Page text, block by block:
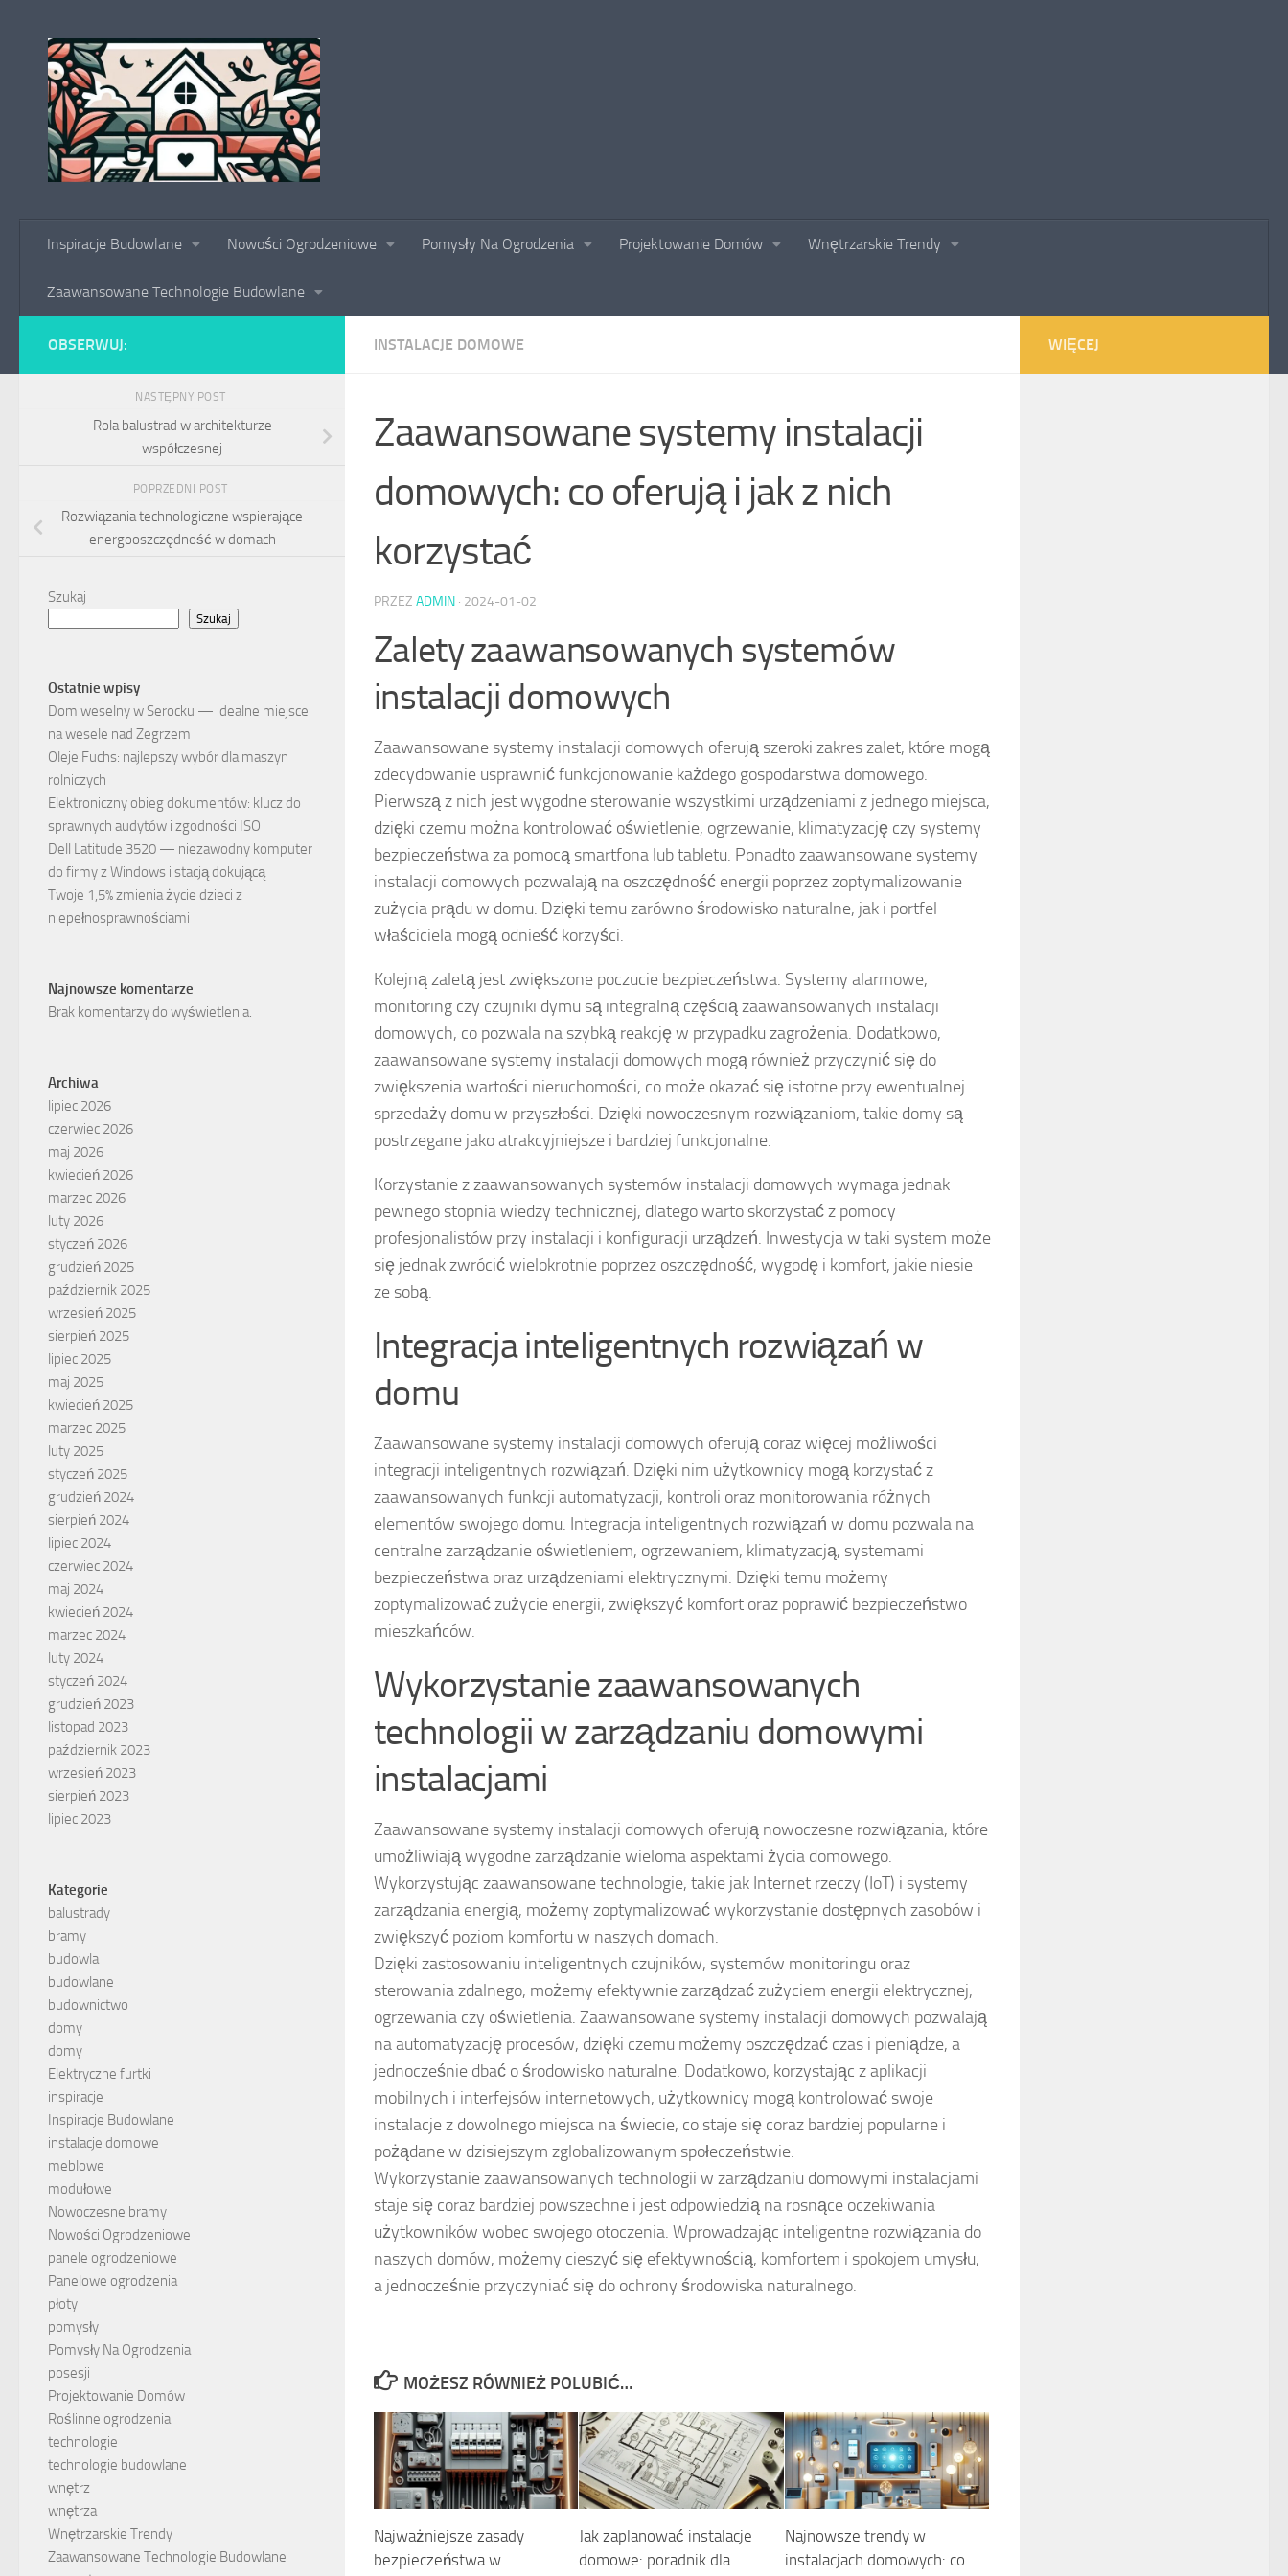
Inspiracje Budowlane Nowości Ogrodzeniowe Pomysły Na Ogrodzenia Projektowanie Domów Wnętrzarskie Trendy
Zaawansowane Technologie Budowlane
INSTALACJE DOMOWE
Zaawansowane systemy instalacji
domowych: co oferują i jak z nich
korzystać
PRZEZ ADMIN · 2024-01-02
Zalety zaawansowanych systemów
instalacji domowych
Zaawansowane systemy instalacji domowych oferują szeroki zakres zalet, które mogą
zdecydowanie usprawnić funkcjonowanie każdego gospodarstwa domowego.
Pierwszą z nich jest wygodne sterowanie wszystkimi urządzeniami z jednego miejsca,
dzięki czemu można kontrolować oświetlenie, ogrzewanie, klimatyzację czy systemy
bezpieczeństwa za pomocą smartfona lub tabletu. Ponadto zaawansowane systemy
instalacji domowych pozwalają na oszczędność energii poprzez zoptymalizowanie
zużycia prądu w domu. Dzięki temu zarówno środowisko naturalne, jak i portfel
właściciela mogą odnieść korzyści.
Kolejną zaletą jest zwiększone poczucie bezpieczeństwa. Systemy alarmowe,
monitoring czy czujniki dymu są integralną częścią zaawansowanych instalacji
domowych, co pozwala na szybką reakcję w przypadku zagrożenia. Dodatkowo,
zaawansowane systemy instalacji domowych mogą również przyczynić się do
zwiększenia wartości nieruchomości, co może okazać się istotne przy ewentualnej
sprzedaży domu w przyszłości. Dzięki nowoczesnym rozwiązaniom, takie domy są
postrzegane jako atrakcyjniejsze i bardziej funkcjonalne.
Korzystanie z zaawansowanych systemów instalacji domowych wymaga jednak
pewnego stopnia wiedzy technicznej, dlatego warto skorzystać z pomocy
profesjonalistów przy instalacji i konfiguracji urządzeń. Inwestycja w taki system może
się jednak zwrócić wielokrotnie poprzez oszczędność, wygodę i komfort, jakie niesie
ze sobą.
Integracja inteligentnych rozwiązań w
domu
Zaawansowane systemy instalacji domowych oferują coraz więcej możliwości
integracji inteligentnych rozwiązań. Dzięki nim użytkownicy mogą korzystać z
zaawansowanych funkcji automatyzacji, kontroli oraz monitorowania różnych
elementów swojego domu. Integracja inteligentnych rozwiązań w domu pozwala na
centralne zarządzanie oświetleniem, ogrzewaniem, klimatyzacją, systemami
bezpieczeństwa oraz urządzeniami elektrycznymi. Dzięki temu możemy
zoptymalizować zużycie energii, zwiększyć komfort oraz poprawić bezpieczeństwo
mieszkańców.
Wykorzystanie zaawansowanych
technologii w zarządzaniu domowymi
instalacjami
Zaawansowane systemy instalacji domowych oferują nowoczesne rozwiązania, które
umożliwiają wygodne zarządzanie wieloma aspektami życia domowego.
Wykorzystując zaawansowane technologie, takie jak Internet rzeczy (IoT) i systemy
zarządzania energią, możemy zoptymalizować wykorzystanie dostępnych zasobów i
zwiększyć poziom komfortu w naszych domach.
Dzięki zastosowaniu inteligentnych czujników, systemów monitoringu oraz
sterowania zdalnego, możemy efektywnie zarządzać zużyciem energii elektrycznej,
ogrzewania czy oświetlenia. Zaawansowane systemy instalacji domowych pozwalają
na automatyzację procesów, dzięki czemu możemy oszczędzać czas i pieniądze, a
jednocześnie dbać o środowisko naturalne. Dodatkowo, korzystając z aplikacji
mobilnych i interfejsów internetowych, użytkownicy mogą kontrolować swoje
instalacje z dowolnego miejsca na świecie, co staje się coraz bardziej popularne i
pożądane w dzisiejszym zglobalizowanym społeczeństwie.
Wykorzystanie zaawansowanych technologii w zarządzaniu domowymi instalacjami
staje się coraz bardziej powszechne i jest odpowiedzią na rosnące oczekiwania
użytkowników wobec swojego otoczenia. Wprowadzając inteligentne rozwiązania do
naszych domów, możemy cieszyć się efektywnością, komfortem i spokojem umysłu,
a jednocześnie przyczyniać się do ochrony środowiska naturalnego.
MOŻESZ RÓWNIEŻ POLUBIĆ…
Najważniejsze zasady
bezpieczeństwa w
Jak zaplanować instalacje
domowe: poradnik dla
Najnowsze trendy w
instalacjach domowych: co
OBSERWUJ:
NASTĘPNY POST
Rola balustrad w architekturze
współczesnej
POPRZEDNI POST
Rozwiązania technologiczne wspierające
energooszczędność w domach
Szukaj
Szukaj
Ostatnie wpisy
Dom weselny w Serocku — idealne miejsce
na wesele nad Zegrzem
Oleje Fuchs: najlepszy wybór dla maszyn
rolniczych
Elektroniczny obieg dokumentów: klucz do
sprawnych audytów i zgodności ISO
Dell Latitude 3520 — niezawodny komputer
do firmy z Windows i stacją dokującą
Twoje 1,5% zmienia życie dzieci z
niepełnosprawnościami
Najnowsze komentarze
Brak komentarzy do wyświetlenia.
Archiwa
lipiec 2026
czerwiec 2026
maj 2026
kwiecień 2026
marzec 2026
luty 2026
styczeń 2026
grudzień 2025
październik 2025
wrzesień 2025
sierpień 2025
lipiec 2025
maj 2025
kwiecień 2025
marzec 2025
luty 2025
styczeń 2025
grudzień 2024
sierpień 2024
lipiec 2024
czerwiec 2024
maj 2024
kwiecień 2024
marzec 2024
luty 2024
styczeń 2024
grudzień 2023
listopad 2023
październik 2023
wrzesień 2023
sierpień 2023
lipiec 2023
Kategorie
balustrady
bramy
budowla
budowlane
budownictwo
domy
domy
Elektryczne furtki
inspiracje
Inspiracje Budowlane
instalacje domowe
meblowe
modułowe
Nowoczesne bramy
Nowości Ogrodzeniowe
panele ogrodzeniowe
Panelowe ogrodzenia
płoty
pomysły
Pomysły Na Ogrodzenia
posesji
Projektowanie Domów
Roślinne ogrodzenia
technologie
technologie budowlane
wnętrz
wnętrza
Wnętrzarskie Trendy
Zaawansowane Technologie Budowlane
WIĘCEJ